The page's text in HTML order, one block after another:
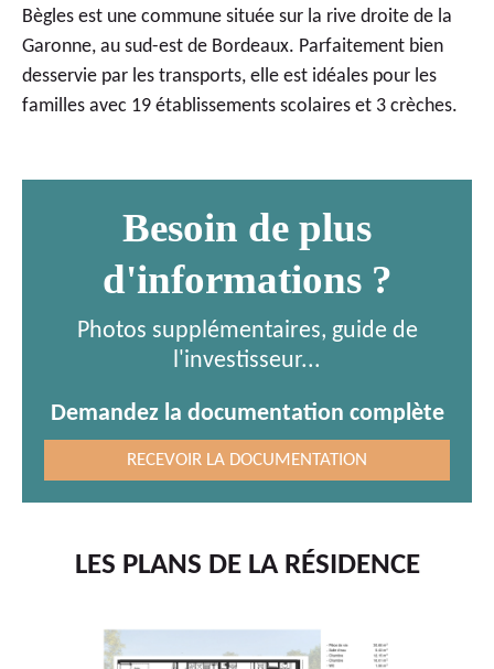
Bègles est une commune située sur la rive droite de la
Garonne, au sud-est de Bordeaux. Parfaitement bien
desservie par les transports, elle est idéales pour les
familles avec 19 établissements scolaires et 3 crèches.
Besoin de plus
d'informations ?
Photos supplémentaires, guide de
l'investisseur...
Demandez la documentation complète
RECEVOIR LA DOCUMENTATION
LES PLANS DE LA RÉSIDENCE